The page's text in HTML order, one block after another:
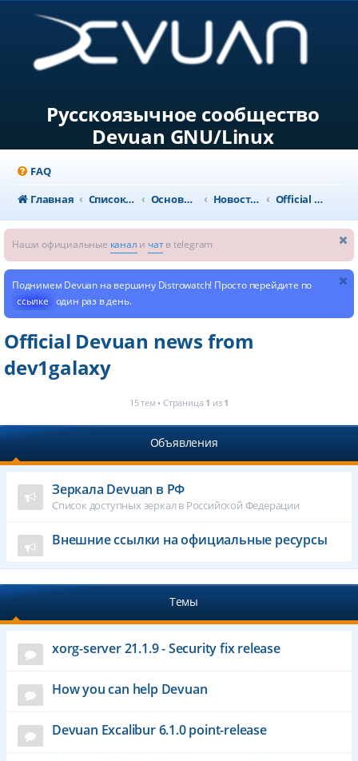
Русскоязычное сообщество
Devuan GNU/Linux
FAQ
Главная
Список форумов Основной раздел Новости и объявления Official Devuan news from dev1galaxy
Наши официальные канал и чатв telegram
Поднимем Devuan на вершину Distrowatch! Просто перейдите по
ссылке один раз в день.
Official Devuan news from
dev1galaxy
15 тем • Страница 1 из 1
Объявления
Зеркала Devuan в РФ
Список доступных зеркал в Российской Федерации
Внешние ссылки на официальные ресурсы
Темы
xorg-server 21.1.9 - Security fix release
How you can help Devuan
Devuan Excalibur 6.1.0 point-release